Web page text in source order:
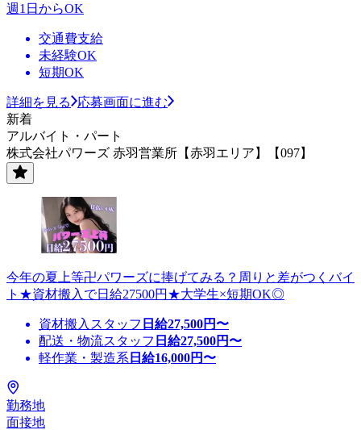
週1日からOK
交通費支給
未経験OK
短期OK
詳細を見る
応募画面に進む
新着
アルバイト・パート
株式会社パワーズ 赤羽営業所【赤羽エリア】【097】
今年の夏上等卍パワーズに捧げてみる？周りと差がつくバイ
ト★資材搬入で日給27500円★大学生×短期OK◎
資材搬入スタッフ 日給27,500円〜
配送・物流スタッフ 日給27,500円〜
軽作業・製造系 日給16,000円〜
勤務地
面接地